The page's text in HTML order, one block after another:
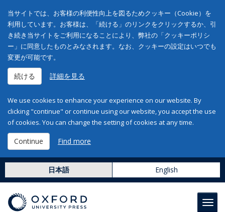
当サイトでは、お客様の利便性向上を図るためクッキー（Cookie）を
利用しています。お客様は、「続ける」のリンクをクリックするか、引
き続き当サイトをご利用になることにより、弊社の「クッキーポリシ
ー」に同意したものとみなされます。なお、クッキーの設定はいつでも
変更が可能です。
続ける 詳細を見る
We use cookies to enhance your experience on our website. By
clicking "continue" or continue using our website, you accept the use
of cookies. You can change the setting of cookies at any time.
Continue Find more
日本語 English